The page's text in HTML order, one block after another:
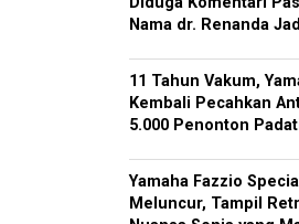
Nama dr. Renanda
11 Tahun Vakum,
Kembali Pecahkan
5.000 Penonton
Yamaha Fazzio
Meluncur, Tampil